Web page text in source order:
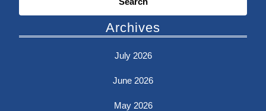
Archives
July 2026
June 2026
May 2026